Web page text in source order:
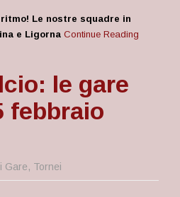
Le nostre squadre in
e Ligorna Continue Reading
le gare
febbraio
Gare, Tornei